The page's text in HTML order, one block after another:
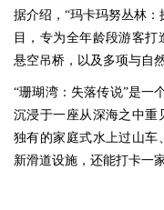
据介绍，“玛卡玛努丛林
目，专为全年龄段游客打
悬空吊桥，以及多项与自
“珊瑚湾：失落传说”是一
沉浸于一座从深海之中重
独有的家庭式水上过山车
新滑道设施，还能打卡一